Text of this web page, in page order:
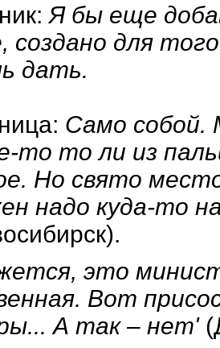
Я бы еще
создано для
дать.
Само собой.
то то ли из
Но свято
надо куда-то
это
Вот
А так – нет'